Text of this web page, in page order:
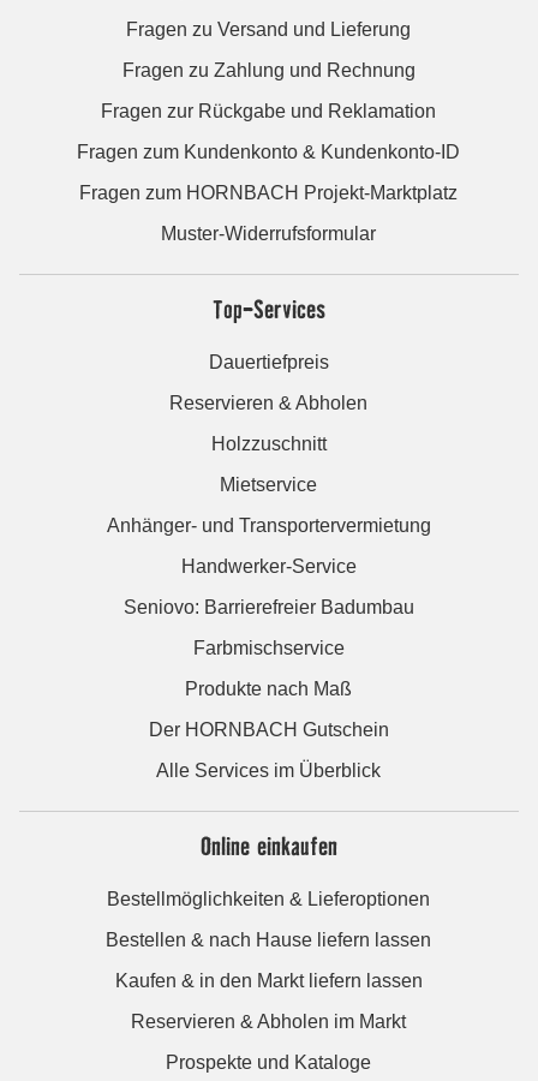
Fragen zu Versand und Lieferung
Fragen zu Zahlung und Rechnung
Fragen zur Rückgabe und Reklamation
Fragen zum Kundenkonto & Kundenkonto-ID
Fragen zum HORNBACH Projekt-Marktplatz
Muster-Widerrufsformular
Top-Services
Dauertiefpreis
Reservieren & Abholen
Holzzuschnitt
Mietservice
Anhänger- und Transportervermietung
Handwerker-Service
Seniovo: Barrierefreier Badumbau
Farbmischservice
Produkte nach Maß
Der HORNBACH Gutschein
Alle Services im Überblick
Online einkaufen
Bestellmöglichkeiten & Lieferoptionen
Bestellen & nach Hause liefern lassen
Kaufen & in den Markt liefern lassen
Reservieren & Abholen im Markt
Prospekte und Kataloge